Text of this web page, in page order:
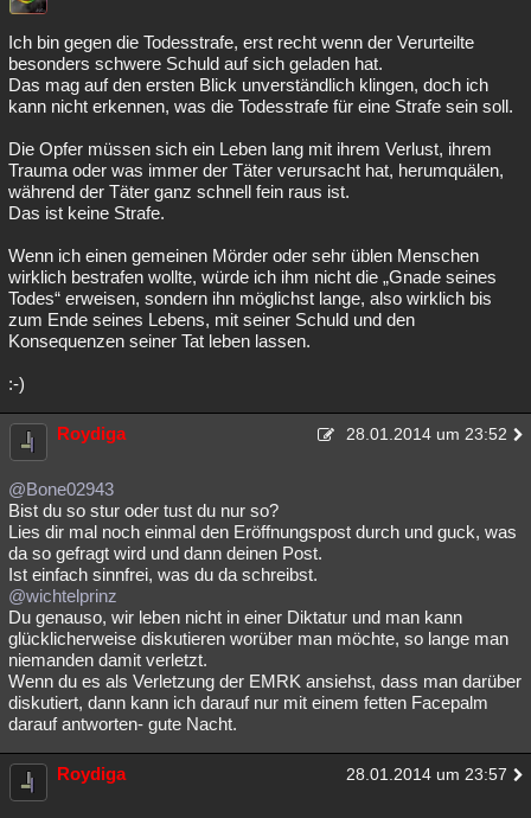
Ich bin gegen die Todesstrafe, erst recht wenn der Verurteilte
besonders schwere Schuld auf sich geladen hat.
Das mag auf den ersten Blick unverständlich klingen, doch ich
kann nicht erkennen, was die Todesstrafe für eine Strafe sein soll.
Die Opfer müssen sich ein Leben lang mit ihrem Verlust, ihrem
Trauma oder was immer der Täter verursacht hat, herumquälen,
während der Täter ganz schnell fein raus ist.
Das ist keine Strafe.
Wenn ich einen gemeinen Mörder oder sehr üblen Menschen
wirklich bestrafen wollte, würde ich ihm nicht die „Gnade seines
Todes“ erweisen, sondern ihn möglichst lange, also wirklich bis
zum Ende seines Lebens, mit seiner Schuld und den
Konsequenzen seiner Tat leben lassen.
:-)
Roydiga 28.01.2014 um 23:52
@Bone02943
Bist du so stur oder tust du nur so?
Lies dir mal noch einmal den Eröffnungspost durch und guck, was
da so gefragt wird und dann deinen Post.
Ist einfach sinnfrei, was du da schreibst.
@wichtelprinz
Du genauso, wir leben nicht in einer Diktatur und man kann
glücklicherweise diskutieren worüber man möchte, so lange man
niemanden damit verletzt.
Wenn du es als Verletzung der EMRK ansiehst, dass man darüber
diskutiert, dann kann ich darauf nur mit einem fetten Facepalm
darauf antworten- gute Nacht.
Roydiga 28.01.2014 um 23:57